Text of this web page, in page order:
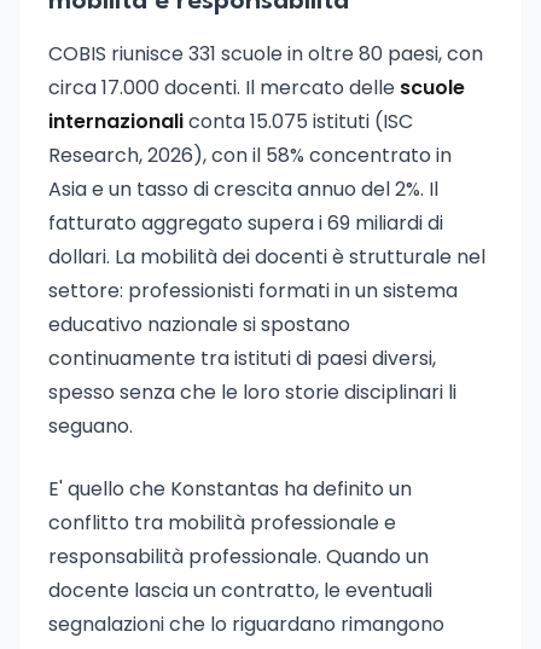
COBIS riunisce 331 scuole in oltre 80 paesi, con
circa 17.000 docenti. Il mercato delle scuole
internazionaliconta 15.075 istituti (ISC
Research, 2026), con il 58% concentrato in
Asia e un tasso di crescita annuo del 2%. Il
fatturato aggregato supera i 69 miliardi di
dollari. La mobilità dei docenti è strutturale nel
settore: professionisti formati in un sistema
educativo nazionale si spostano
continuamente tra istituti di paesi diversi,
spesso senza che le loro storie disciplinari li
seguano.
E' quello che Konstantas ha definito un
conflitto tra mobilità professionale e
responsabilità professionale. Quando un
docente lascia un contratto, le eventuali
segnalazioni che lo riguardano rimangono